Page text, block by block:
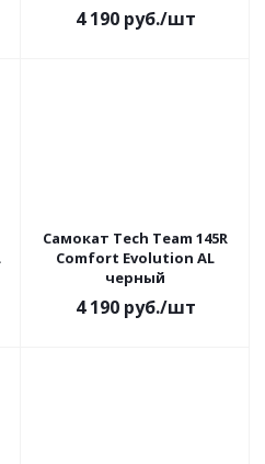
4 190руб./шт
Самокат Tech Team 145R
Comfort Evolution AL
черный
4 190руб./шт